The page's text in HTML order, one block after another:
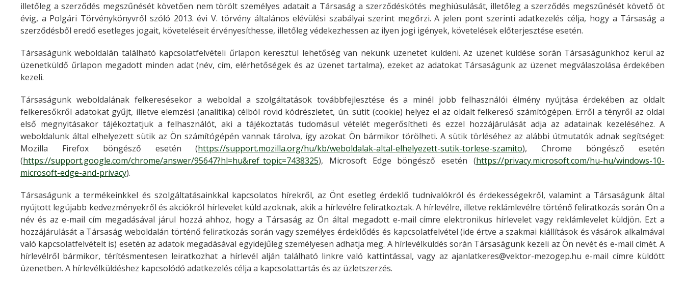
illetőleg a szerződés megszűnését követően nem törölt személyes adatait a Társaság a szerződéskötés meghiúsulását, illetőleg a szerződés megszűnését követő öt
évig, a Polgári Törvénykönyvről szóló 2013. évi V. törvény általános elévülési szabályai szerint megőrzi. A jelen pont szerinti adatkezelés célja, hogy a Társaság a
szerződésből eredő esetleges jogait, követeléseit érvényesíthesse, illetőleg védekezhessen az ilyen jogi igények, követelések előterjesztése esetén.
Társaságunk weboldalán található kapcsolatfelvételi űrlapon keresztül lehetőség van nekünk üzenetet küldeni. Az üzenet küldése során Társaságunkhoz kerül az
üzenetküldő űrlapon megadott minden adat (név, cím, elérhetőségek és az üzenet tartalma), ezeket az adatokat Társaságunk az üzenet megválaszolása érdekében
kezeli.
Társaságunk weboldalának felkeresésekor a weboldal a szolgáltatások továbbfejlesztése és a minél jobb felhasználói élmény nyújtása érdekében az oldalt
felkeresőkről adatokat gyűjt, illetve elemzési (analitika) célból rövid kódrészletet, ún. sütit (cookie) helyez el az oldalt felkereső számítógépen. Erről a tényről az oldal
első megnyitásakor tájékoztatjuk a felhasználót, aki a tájékoztatás tudomásul vételét megerősítheti és ezzel hozzájárulását adja az adatainak kezeléséhez. A
weboldalunk által elhelyezett sütik az Ön számítógépén vannak tárolva, így azokat Ön bármikor törölheti. A sütik törléséhez az alábbi útmutatók adnak segítséget:
Mozilla Firefox böngésző esetén (https://support.mozilla.org/hu/kb/weboldalak-altal-elhelyezett-sutik-torlese-szamito), Chrome böngésző esetén
(https://support.google.com/chrome/answer/95647?hl=hu&ref_topic=7438325), Microsoft Edge böngésző esetén (https://privacy.microsoft.com/hu-hu/windows-10-
microsoft-edge-and-privacy).
Társaságunk a termékeinkkel és szolgáltatásainkkal kapcsolatos hírekről, az Önt esetleg érdeklő tudnivalókról és érdekességekről, valamint a Társaságunk által
nyújtott legújabb kedvezményekről és akciókról hírlevelet küld azoknak, akik a hírlevélre feliratkoztak. A hírlevélre, illetve reklámlevélre történő feliratkozás során Ön a
név és az e-mail cím megadásával járul hozzá ahhoz, hogy a Társaság az Ön által megadott e-mail címre elektronikus hírlevelet vagy reklámlevelet küldjön. Ezt a
hozzájárulását a Társaság weboldalán történő feliratkozás során vagy személyes érdeklődés és kapcsolatfelvétel (ide értve a szakmai kiállítások és vásárok alkalmával
való kapcsolatfelvételt is) esetén az adatok megadásával egyidejűleg személyesen adhatja meg. A hírlevélküldés során Társaságunk kezeli az Ön nevét és e-mail címét. A
hírlevélről bármikor, térítésmentesen leiratkozhat a hírlevél alján található linkre való kattintással, vagy az ajanlatkeres@vektor-mezogep.hu e-mail címre küldött
üzenetben. A hírlevélküldéshez kapcsolódó adatkezelés célja a kapcsolattartás és az üzletszerzés.